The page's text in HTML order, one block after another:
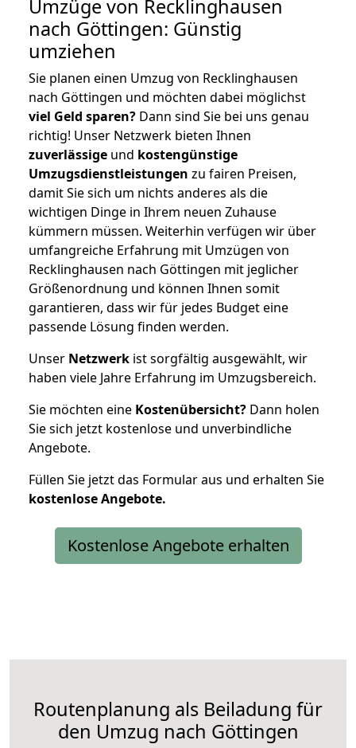
Umzüge von Recklinghausen
nach Göttingen: Günstig
umziehen
Sie planen einen Umzug von Recklinghausen
nach Göttingen und möchten dabei möglichst
viel Geld sparen? Dann sind Sie bei uns genau
richtig! Unser Netzwerk bieten Ihnen
zuverlässige und kostengünstige
Umzugsdienstleistungen zu fairen Preisen,
damit Sie sich um nichts anderes als die
wichtigen Dinge in Ihrem neuen Zuhause
kümmern müssen. Weiterhin verfügen wir über
umfangreiche Erfahrung mit Umzügen von
Recklinghausen nach Göttingen mit jeglicher
Größenordnung und können Ihnen somit
garantieren, dass wir für jedes Budget eine
passende Lösung finden werden.
Unser Netzwerk ist sorgfältig ausgewählt, wir
haben viele Jahre Erfahrung im Umzugsbereich.
Sie möchten eine Kostenübersicht? Dann holen
Sie sich jetzt kostenlose und unverbindliche
Angebote.
Füllen Sie jetzt das Formular aus und erhalten Sie
kostenloseAngebote.
Kostenlose Angebote erhalten
Routenplanung als Beiladung für
den Umzug nach Göttingen